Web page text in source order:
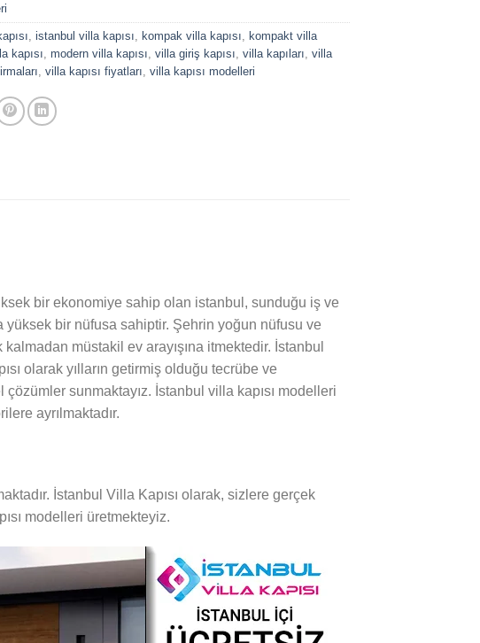
istanbul villa kapısı kompak villa kapısı
kompakt villa
kapısı modern villa kapısı villa giriş kapısı villa kapıları villa
villa kapısı fiyatları villa kapısı modelleri
bir ekonomiye sahip olan istanbul, sunduğu iş ve
yüksek bir nüfusa sahiptir. Şehrin yoğun nüfusu ve
müstakil ev arayışına itmektedir. İstanbul
olarak yılların getirmiş olduğu tecrübe ve
sunmaktayız. İstanbul villa kapısı modelleri
ayrılmaktadır.
İstanbul Villa Kapısı olarak, sizlere gerçek
modelleri üretmekteyiz.